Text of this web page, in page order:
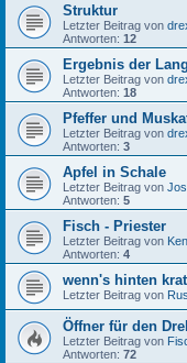
Struktur
Letzter Beitrag von
Antworten: 12
Ergebnis der
Letzter Beitrag von
Antworten: 18
Pfeffer und
Letzter Beitrag von
Antworten: 3
Apfel in Schale
Letzter Beitrag von
Antworten: 5
Fisch - Priester
Letzter Beitrag von
Antworten: 4
wenn's hinten
Letzter Beitrag von
Öffner für den
Letzter Beitrag von
Antworten: 72